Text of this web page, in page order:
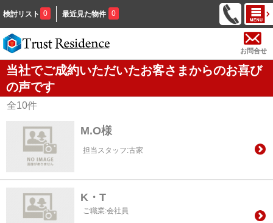
検討リスト 0 最近見た物件 0
お問合せ
当社でご成約いただいたお客さまからのお喜び
の声です
全10件
M.O様
担当スタッフ:古家
K・T
ご職業:会社員